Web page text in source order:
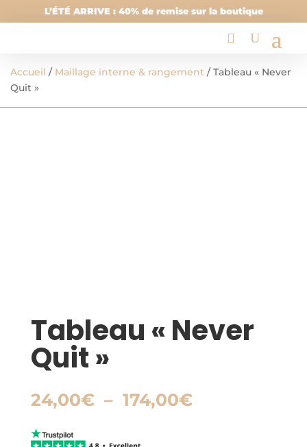
L’ÉTÉ ARRIVE : 40% de remise sur la boutique
Accueil / Maillage interne & rangement / Tableau « Never
Quit »
Tableau « Never
Quit »
24,00€ – 174,00€Plage